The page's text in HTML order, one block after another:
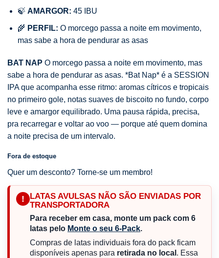
🍃 AMARGOR: 45 IBU
🌾 PERFIL: O morcego passa a noite em movimento,
mas sabe a hora de pendurar as asas
BAT NAP O morcego passa a noite em movimento, mas
sabe a hora de pendurar as asas. *Bat Nap* é a SESSION
IPA que acompanha esse ritmo: aromas cítricos e tropicais
no primeiro gole, notas suaves de biscoito no fundo, corpo
leve e amargor equilibrado. Uma pausa rápida, precisa,
pra recarregar e voltar ao voo — porque até quem domina
a noite precisa de um intervalo.
Fora de estoque
Quer um desconto? Torne-se um membro!
!
LATAS AVULSAS NÃO SÃO ENVIADAS POR
TRANSPORTADORA
Para receber em casa, monte um pack com 6
latas pelo Monte o seu 6-Pack.
Compras de latas individuais fora do pack ficam
disponíveis apenas para retirada no local . Essa